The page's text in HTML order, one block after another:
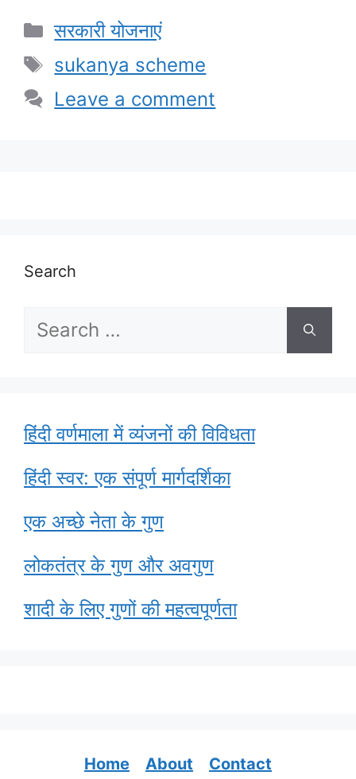
Categories
सरकारी योजनाएं
Tags
sukanya scheme
Leave a comment
Search
Search
हिंदी वर्णमाला में व्यंजनों की विविधता
हिंदी स्वर: एक संपूर्ण मार्गदर्शिका
एक अच्छे नेता के गुण
लोकतंत्र के गुण और अवगुण
शादी के लिए गुणों की महत्वपूर्णता
Home About Contact